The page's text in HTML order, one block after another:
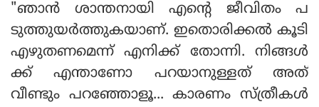
"ഞാൻ ശാന്തനായി എന്റെ ജീവിതം പ
ടുത്തുയർത്തുകയാണ്. ഇതൊരിക്കൽ കൂടി
എഴുതണമെന്ന് എനിക്ക് തോന്നി. നിങ്ങൾ
ക്ക് എന്താണോ പറയാനുള്ളത് അത്
വീണ്ടും പറഞ്ഞോളൂ... കാരണം സ്ത്രീകൾ